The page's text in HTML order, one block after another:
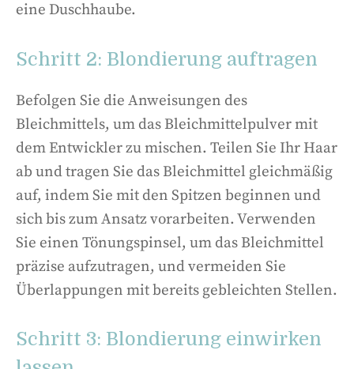
eine Duschhaube.
Schritt 2: Blondierung auftragen
Befolgen Sie die Anweisungen des
Bleichmittels, um das Bleichmittelpulver mit
dem Entwickler zu mischen. Teilen Sie Ihr Haar
ab und tragen Sie das Bleichmittel gleichmäßig
auf, indem Sie mit den Spitzen beginnen und
sich bis zum Ansatz vorarbeiten. Verwenden
Sie einen Tönungspinsel, um das Bleichmittel
präzise aufzutragen, und vermeiden Sie
Überlappungen mit bereits gebleichten Stellen.
Schritt 3: Blondierung einwirken